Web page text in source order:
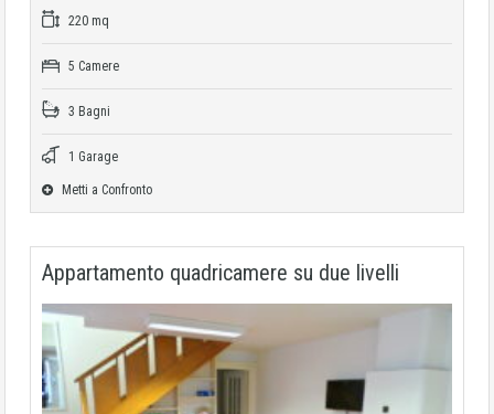
220 mq
5 Camere
3 Bagni
1 Garage
Metti a Confronto
Appartamento quadricamere su due livelli